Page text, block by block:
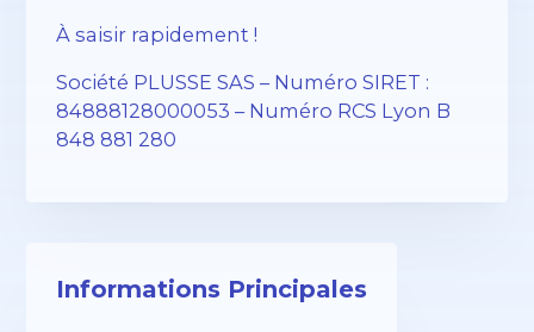
À saisir rapidement !
Société PLUSSE SAS – ​​Numéro SIRET :
84888128000053 – Numéro RCS Lyon B
848 881 280
Informations Principales